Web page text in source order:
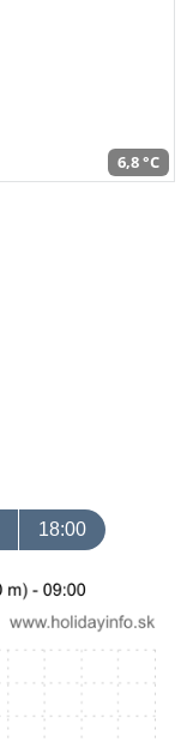
6,8 °C
18:00